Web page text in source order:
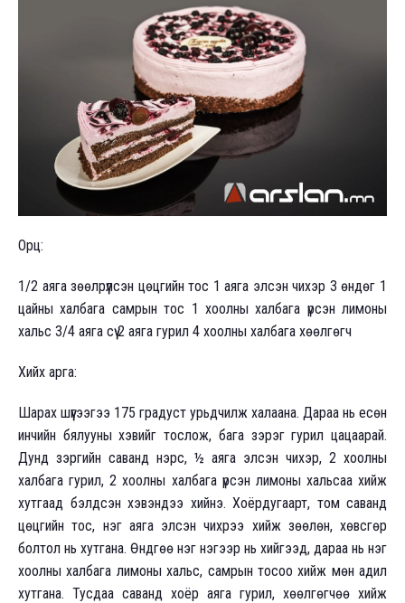
Орц:
1/2 аяга зөөлрүүлсэн цөцгийн тос 1 аяга элсэн чихэр 3 өндөг 1
цайны халбага самрын тос 1 хоолны халбага үрсэн лимоны
хальс 3/4 аяга сүү 2 аяга гурил 4 хоолны халбага хөөлгөгч
Хийх арга:
Шарах шүүгээгээ 175 градуст урьдчилж халаана. Дараа нь есөн
инчийн бялууны хэвийг тослож, бага зэрэг гурил цацаарай.
Дунд зэргийн саванд нэрс, ½ аяга элсэн чихэр, 2 хоолны
халбага гурил, 2 хоолны халбага үрсэн лимоны хальсаа хийж
хутгаад бэлдсэн хэвэндээ хийнэ. Хоёрдугаарт, том саванд
цөцгийн тос, нэг аяга элсэн чихрээ хийж зөөлөн, хөвсгөр
болтол нь хутгана. Өндгөө нэг нэгээр нь хийгээд, дараа нь нэг
хоолны халбага лимоны хальс, самрын тосоо хийж мөн адил
хутгана. Тусдаа саванд хоёр аяга гурил, хөөлгөгчөө хийж